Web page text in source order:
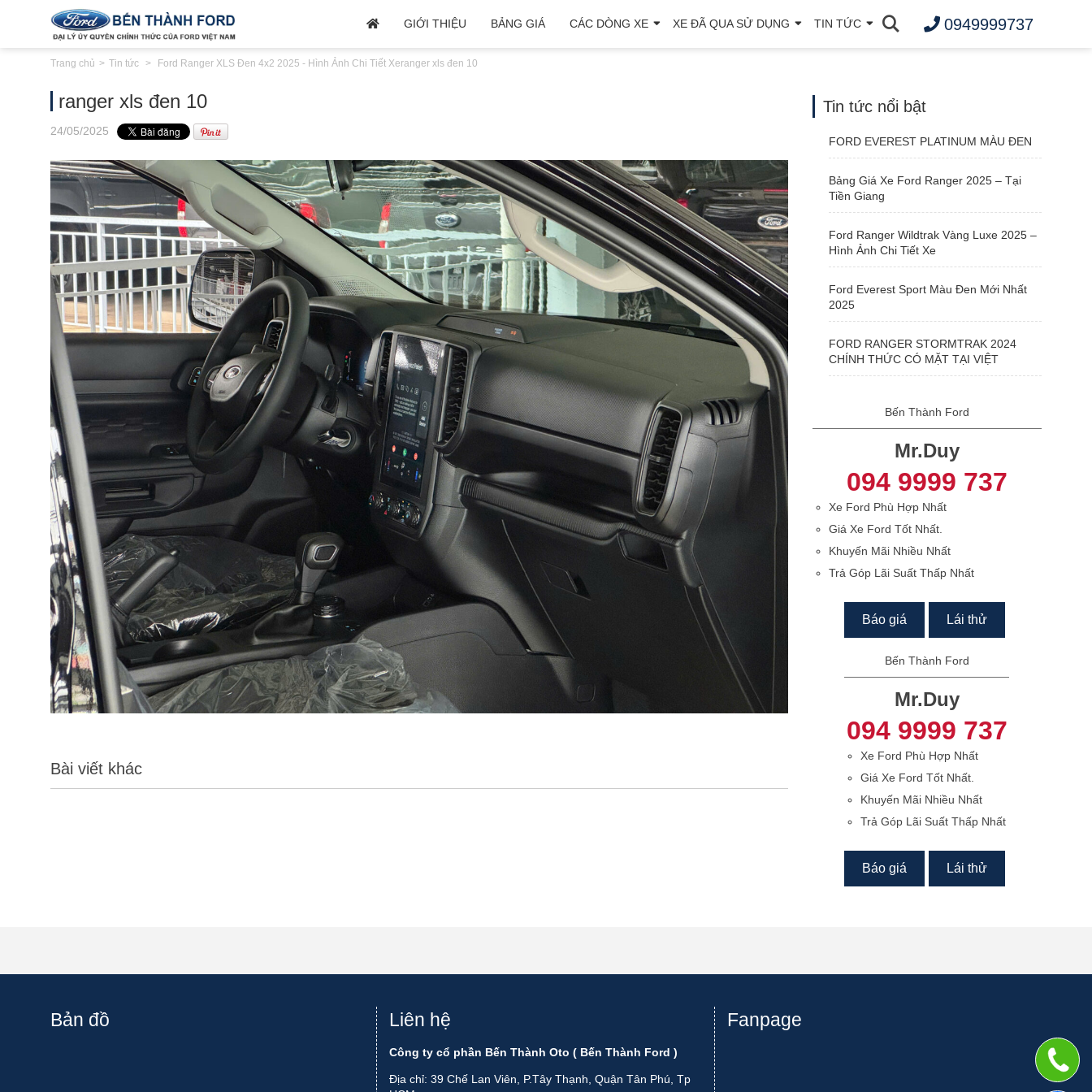
GIỚI THIỆU BẢNG GIÁ CÁC DÒNG XE XE ĐÃ QUA SỬ DỤNG TIN TỨC 0949999737
Trang chủ Tin tức Ford Ranger XLS Đen 4x2 2025 - Hình Ảnh Chi Tiết Xeranger xls đen 10
ranger xls đen 10
24/05/2025
Bài viết khác
Tin tức nổi bật
FORD EVEREST PLATINUM MÀU ĐEN
Bảng Giá Xe Ford Ranger 2025 – Tại
Tiền Giang
Ford Ranger Wildtrak Vàng Luxe 2025 –
Hình Ảnh Chi Tiết Xe
Ford Everest Sport Màu Đen Mới Nhất
2025
FORD RANGER STORMTRAK 2024
CHÍNH THỨC CÓ MẶT TẠI VIỆT
Bến Thành Ford
Mr.Duy
094 9999 737
Xe Ford Phù Hợp Nhất
Giá Xe Ford Tốt Nhất.
Khuyến Mãi Nhiều Nhất
Trả Góp Lãi Suất Thấp Nhất
Báo giá Lái thử
Bến Thành Ford
Mr.Duy
094 9999 737
Xe Ford Phù Hợp Nhất
Giá Xe Ford Tốt Nhất.
Khuyến Mãi Nhiều Nhất
Trả Góp Lãi Suất Thấp Nhất
Báo giá Lái thử
Bản đồ Liên hệ
Công ty cổ phần Bến Thành Oto ( Bến Thành Ford )
Địa chỉ: 39 Chế Lan Viên, P.Tây Thạnh, Quận Tân Phú, Tp
Fanpage